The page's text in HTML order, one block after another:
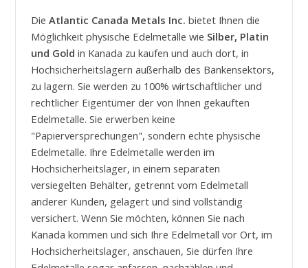
Die Atlantic Canada Metals Inc. bietet Ihnen die
Möglichkeit physische Edelmetalle wie Silber, Platin
und Gold in Kanada zu kaufen und auch dort, in
Hochsicherheitslagern außerhalb des Bankensektors,
zu lagern. Sie werden zu 100% wirtschaftlicher und
rechtlicher Eigentümer der von Ihnen gekauften
Edelmetalle. Sie erwerben keine
"Papierversprechungen", sondern echte physische
Edelmetalle. Ihre Edelmetalle werden im
Hochsicherheitslager, in einem separaten
versiegelten Behälter, getrennt vom Edelmetall
anderer Kunden, gelagert und sind vollständig
versichert. Wenn Sie möchten, können Sie nach
Kanada kommen und sich Ihre Edelmetall vor Ort, im
Hochsicherheitslager, anschauen, Sie dürfen Ihre